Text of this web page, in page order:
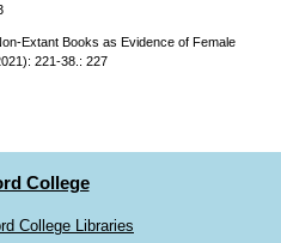
Extant Books as Evidence of Female
221-38.: 227
College
College Libraries